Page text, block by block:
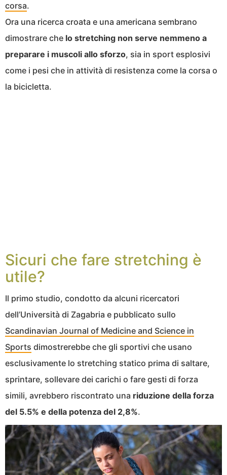
corsa.
Ora una ricerca croata e una americana sembrano
dimostrare che lo stretching non serve nemmeno a
preparare i muscoli allo sforzo, sia in sport esplosivi
come i pesi che in attività di resistenza come la corsa o
la bicicletta.
Sicuri che fare stretching è
utile?
Il primo studio, condotto da alcuni ricercatori
dell’Università di Zagabria e pubblicato sullo
Scandinavian Journal of Medicine and Science in
Sports dimostrerebbe che gli sportivi che usano
esclusivamente lo stretching statico prima di saltare,
sprintare, sollevare dei carichi o fare gesti di forza
simili, avrebbero riscontrato una riduzione della forza
del 5.5% e della potenza del 2,8%.